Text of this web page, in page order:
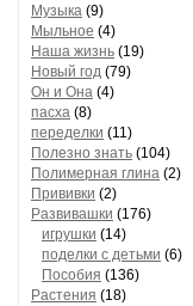
Музыка (9)
Мыльное (4)
Наша жизнь (19)
Новый год (79)
Он и Она (4)
пасха (8)
переделки (11)
Полезно знать (104)
Полимерная глина (2)
Прививки (2)
Развивашки (176)
игрушки (14)
поделки с детьми (6)
Пособия (136)
Растения (18)